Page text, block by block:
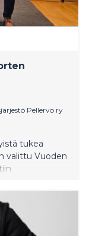
Pellervo ry
tukea
valittu Vuoden
2026